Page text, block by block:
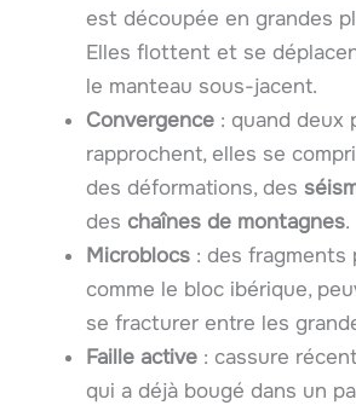
est découpée en grandes
Elles flottent et se
le manteau sous-jacent.
Convergence : quand deux
rapprochent, elles se
des déformations, des
des chaînes de montagnes.
Microblocs : des fragments
comme le bloc ibérique,
se fracturer entre les
Faille active : cassure
qui a déjà bougé dans un